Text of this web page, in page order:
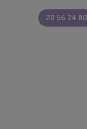
20 56 24 80